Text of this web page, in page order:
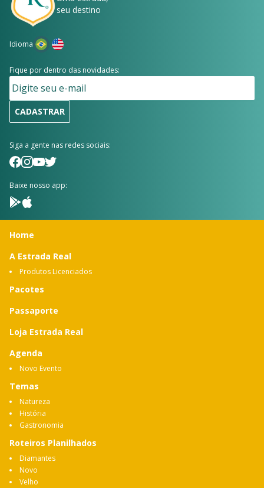
seu destino
Idioma
Fique por dentro das novidades:
CADASTRAR
Siga a gente nas redes sociais:
Baixe nosso app:
Home
A Estrada Real
Produtos Licenciados
Pacotes
Passaporte
Loja Estrada Real
Agenda
Novo Evento
Temas
Natureza
História
Gastronomia
Roteiros Planilhados
Diamantes
Novo
Velho